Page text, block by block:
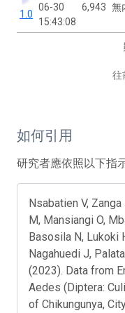
1.0
06-30
15:43:08
6,943 無
往
如何引用
研究者應依照以下指
Nsabatien V,
M, Mansiangi O,
Basosila N, Lukoki
Nagahuedi J,
(2023). Data from
Aedes (Diptera:
of Chikungunya,